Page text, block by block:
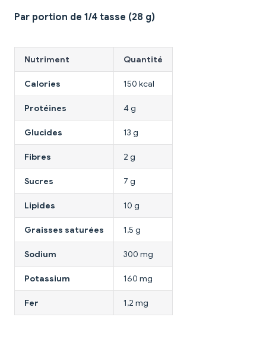
Par portion de 1/4 tasse (28 g)
Nutriment Quantité
Calories 150 kcal
Protéines 4 g
Glucides 13 g
Fibres 2 g
Sucres 7 g
Lipides 10 g
Graisses saturées 1,5 g
Sodium 300 mg
Potassium 160 mg
Fer 1,2 mg